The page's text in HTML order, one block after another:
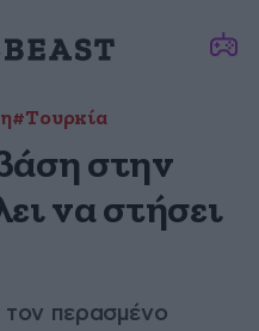
#Τουρκία
στην
να στήσει
περασμένο